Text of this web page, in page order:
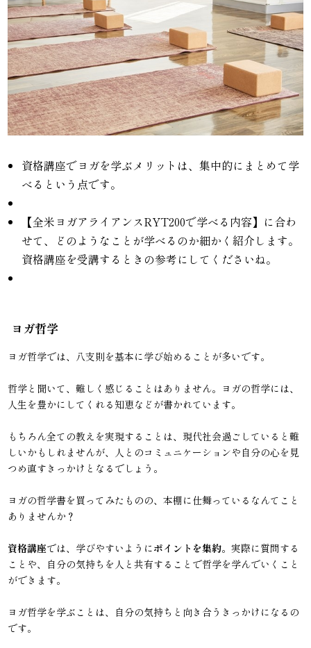
資格講座でヨガを学ぶメリットは、集中的にまとめて学
べるという点です。
【全米ヨガアライアンスRYT200で学べる内容】に合わ
せて、どのようなことが学べるのか細かく紹介します。
資格講座を受講するときの参考にしてくださいね。
ヨガ哲学
ヨガ哲学では、八支則を基本に学び始めることが多いです。
哲学と聞いて、難しく感じることはありません。ヨガの哲学には、
人生を豊かにしてくれる知恵などが書かれています。
もちろん全ての教えを実現することは、現代社会過ごしていると難
しいかもしれませんが、人とのコミュニケーションや自分の心を見
つめ直すきっかけとなるでしょう。
ヨガの哲学書を買ってみたものの、本棚に仕舞っているなんてこと
ありませんか？
資格講座では、学びやすいようにポイントを集約。実際に質問する
ことや、自分の気持ちを人と共有することで哲学を学んでいくこと
ができます。
ヨガ哲学を学ぶことは、自分の気持ちと向き合うきっかけになるの
です。